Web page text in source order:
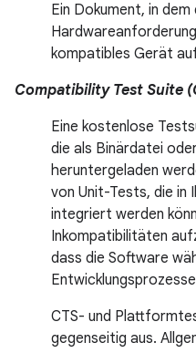
Ein Dokument, in
kompatibles Gerät
Compatibility Test Suite
Eine kostenlose
die als Binärdatei
heruntergeladen
von Unit-Tests, die in
integriert werden
Inkompatibilitäten
dass die Software
CTS- und
gegenseitig aus.